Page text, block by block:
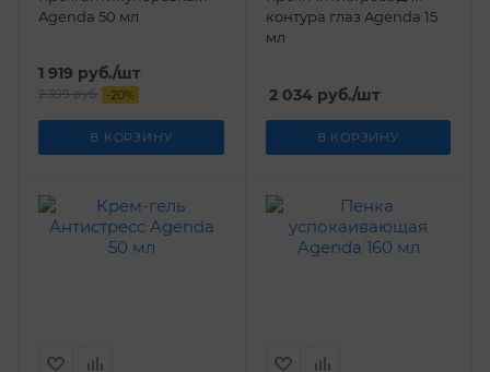
Agenda 50 мл
1 919 руб./шт
2 399руб. -20%
В КОРЗИНУ
контура глаз Agenda 15
мл
2 034руб./шт
В КОРЗИНУ